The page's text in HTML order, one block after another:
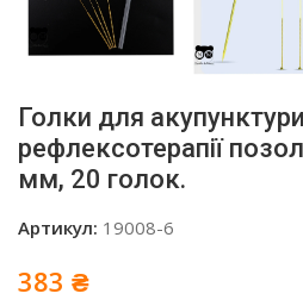
Голки для
рефлексотерапії
мм, 20 голок.
Артикул: 19008-6
383 ₴